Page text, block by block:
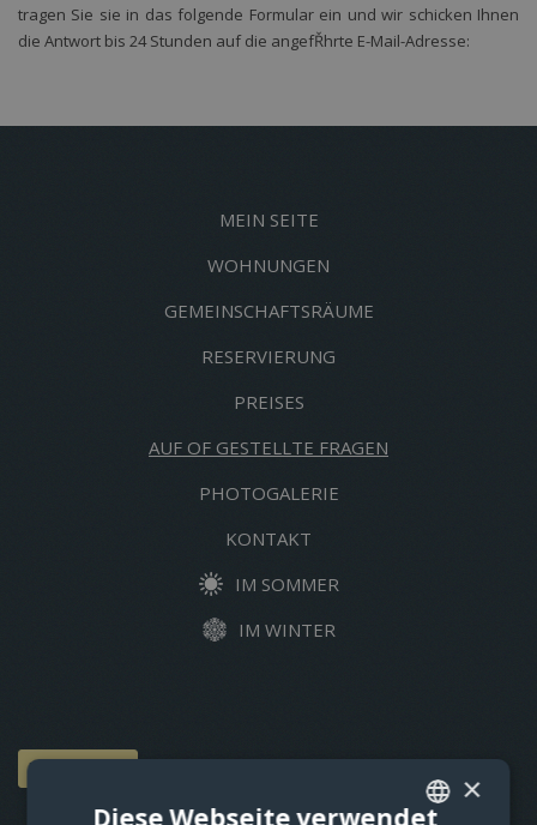
v
wifi
pro
tragen Sie sie in das folgende Formular ein und wir schicken Ihnen
die Antwort bis 24 Stunden auf die angefŘhrte E-Mail-Adresse:
MEIN SEITE
WOHNUNGEN
GEMEINSCHAFTSRÄUME
RESERVIERUNG
PREISES
AUF OF GESTELLTE FRAGEN
PHOTOGALERIE
KONTAKT
IM SOMMER
IM WINTER
RESERVIERUNG
×
Diese Webseite verwendet